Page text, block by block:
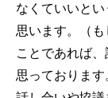
なくていいと
思います。（
ことであれば
思っております